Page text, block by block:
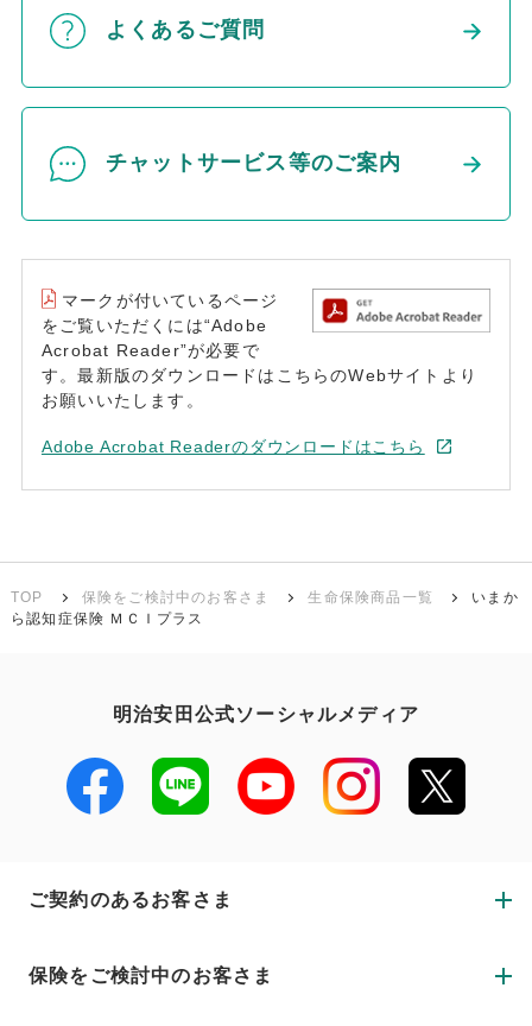
よくあるご質問
チャットサービス等のご案内
マークが付いているページ
をご覧いただくには“Adobe
Acrobat Reader”が必要で
す。最新版のダウンロードはこちらのWebサイトより
お願いいたします。
Adobe Acrobat Readerのダウンロードはこちら
TOP 保険をご検討中のお客さま 生命保険商品一覧
いまか
ら認知症保険 ＭＣＩプラス
明治安田公式ソーシャルメディア
ご契約のあるお客さま
保険をご検討中のお客さま